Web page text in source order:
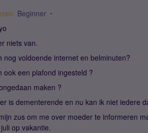
Beginner
niets van.
nog voldoende internet en belminuten?
ook een plafond ingesteld ?
maken ?
is dementerende en nu kan ik niet iedere
zus om me over moeder te informeren
op vakantie.